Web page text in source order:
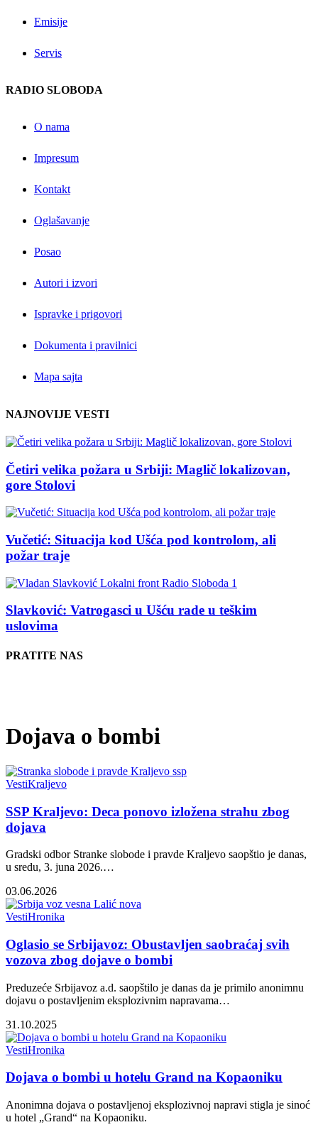
Emisije
Servis
RADIO SLOBODA
O nama
Impresum
Kontakt
Oglašavanje
Posao
Autori i izvori
Ispravke i prigovori
Dokumenta i pravilnici
Mapa sajta
NAJNOVIJE VESTI
Četiri velika požara u Srbiji: Maglič lokalizovan,
gore Stolovi
Vučetić: Situacija kod Ušća pod kontrolom, ali
požar traje
Slavković: Vatrogasci u Ušću rade u teškim
uslovima
PRATITE NAS
Dojava o bombi
VestiKraljevo
SSP Kraljevo: Deca ponovo izložena strahu zbog
dojava
Gradski odbor Stranke slobode i pravde Kraljevo saopštio je danas,
u sredu, 3. juna 2026.…
03.06.2026
VestiHronika
Oglasio se Srbijavoz: Obustavljen saobraćaj svih
vozova zbog dojave o bombi
Preduzeće Srbijavoz a.d. saopštilo je danas da je primilo anonimnu
dojavu o postavljenim eksplozivnim napravama…
31.10.2025
VestiHronika
Dojava o bombi u hotelu Grand na Kopaoniku
Anonimna dojava o postavljenoj eksplozivnoj napravi stigla je sinoć
u hotel „Grand“ na Kopaoniku.